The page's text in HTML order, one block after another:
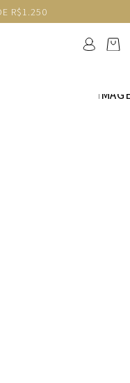
R$1.250